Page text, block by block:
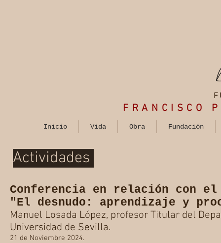
FRANCISCO
Inicio Vida Obra Fundación
Actividades
Conferencia en relación con
"El desnudo: aprendizaje y
Manuel Losada López, profesor Titular del
Universidad de Sevilla.
21 de Noviembre 2024.